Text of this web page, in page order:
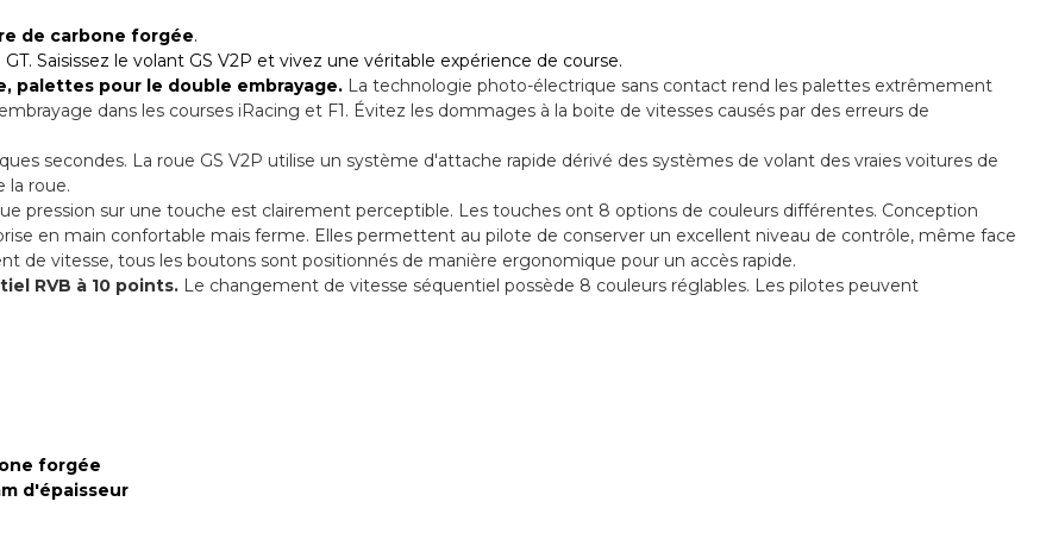
de carbone forgée.
Saisissez le volant GS V2P et vivez une véritable expérience de course.
palettes pour le double embrayage. La technologie photo-électrique sans contact rend les palettes extrêmement
dans les courses iRacing et F1. Évitez les dommages à la boite de vitesses causés par des erreurs de
secondes. La roue GS V2P utilise un système d'attache rapide dérivé des systèmes de volant des vraies voitures de
la roue.
pression sur une touche est clairement perceptible. Les touches ont 8 options de couleurs différentes. Conception
en main confortable mais ferme. Elles permettent au pilote de conserver un excellent niveau de contrôle, même face
de vitesse, tous les boutons sont positionnés de manière ergonomique pour un accès rapide.
RVB à 10 points. Le changement de vitesse séquentiel possède 8 couleurs réglables. Les pilotes peuvent
forgée
d'épaisseur